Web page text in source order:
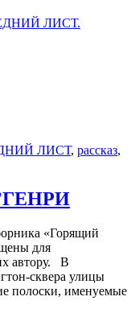
ЛИСТ.
ЛИСТ, рассказ,
«Горящий
для
автору. В
сквера улицы
полоски, именуемые